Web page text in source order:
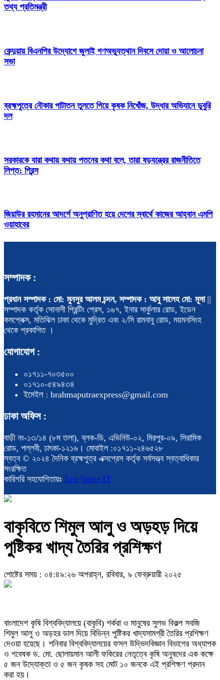
তথ্য প্রতিমন্ত্রী
কেন্দুয়ায় বিএনপির উদ্যোগে জুলাই গণঅভ্যুত্থান দিবসে দোয়া ও আলোচনা
সভা
ব্রহ্মপুত্রে নৌকার পাটাতন তুলতে গিয়ে কৃষক নিখোঁজ, উদ্ধার অভিযানে ডুবুরি
দল
সরকারকে যারা কথায় কথায় পতনের কথা বলে, তারা ষড়যন্ত্রের রাজনীতিতে
লিপ্ত: প্রিন্স
জিয়াউর রহমানের আদর্শে অনুপ্রাণিত হয়ে দেশের স্বার্থে কাজের আহ্বান এমপি
ওয়াহাবের
সম্পাদক :
প্রধান সম্পাদক : মো: মুনসুর আলম চন্দন, সম্পাদক : আবু সালেহ মো: মূসা||
সম্পাদক কর্তৃক সোনালী প্রিন্টিং প্রেস, ১৬৭, ইনার সার্কুলার রোড, ইডেন
কমপ্লেক্স, মতিঝিল ঢাকা থেকে মুদ্রিত এবং ২/সি রামবাবু রোড, ময়মনসিংহ
থেকে প্রকাশিত ।
যোগাযোগ :
০১৭১১-৭০৩৫০০
০১৭১০-৫৪৯৪৩৪
ইমেইল : brahmaputraexpress@gmail.com
ঢাকা অফিস :
বাড়ী নং-১৩/১৪ (৮ম তলা), ব্লক-ডি, এভিনিউ-০২, মিরপুর-০৯, সিরামিক
রোড, পল্লবী, ঢাৎকা-১২১৬। মোবাইল :০১৭১১-২৪৬৫২৮
স্বত্ব © ২০২৪ দৈনিক ব্রহ্মপুত্র এক্সপ্রেস কর্তৃক সর্বসত্ত্ব স্বত্বাধিকার
সংরক্ষিত
কারিগরি সহযোগিতায়ঃ Eco Verse IT
বাকৃবিতে শিমুল আলু ও অড়হড় দিয়ে
পুষ্টিকর খাদ্য তৈরির প্রশিক্ষণ
পোষ্টের সময় : ০৪:৪৯:২৬ অপরাহ্ন, রবিবার, ৯ ফেব্রুয়ারী ২০২৫
বাংলাদেশ কৃষি বিশ্ববিদ্যালয়ে (বাকৃবি) শর্করা ও মানুষের সুলভ বিকল্প সবজি
শিমুল আলু ও অড়হর ডাল দিয়ে বিভিন্ন পুষ্টিকর খাদ্যসামগ্রী তৈরির প্রশিক্ষণ
দেওয়া হয়েছে। শনিবার বিশ্ববিদ্যালয়ের ফসল উদ্ভিদবিজ্ঞান বিভাগের অধ্যাপক
ও গবেষক ড. মো. ছোলায়মান আলী ফকিরের নেতৃত্বে কৃষি অনুষদের এক কক্ষে
৫ জন উদ্যোক্তা ও ৫ জন কৃষক সহ মোট ১০ জনকে এই প্রশিক্ষণ প্রদান
করা হয়।